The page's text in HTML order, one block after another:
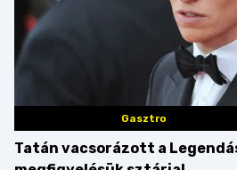
Gasztro
Tatán vacsorázott a